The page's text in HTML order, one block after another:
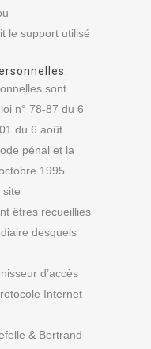
le support utilisé
sont
n° 78-87 du 6
du 6 août
pénal et la
1995.
site
êtres recueillies
desquels
d’accès
Internet
& Bertrand